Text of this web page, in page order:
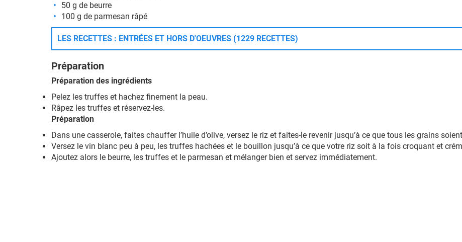
50 g de beurre
100 g de parmesan râpé
LES RECETTES : ENTRÉES ET HORS D'OEUVRES (1229 RECETTES)
Préparation
Préparation des ingrédients
Pelez les truffes et hachez finement la peau.
Râpez les truffes et réservez-les.
Préparation
Dans une casserole, faites chauffer l’huile d’olive, versez le riz et faites-le revenir jusqu’à ce que tous les grains
Versez le vin blanc peu à peu, les truffes hachées et le bouillon jusqu’à ce que votre riz soit à la fois croquant et
Ajoutez alors le beurre, les truffes et le parmesan et mélanger bien et servez immédiatement.